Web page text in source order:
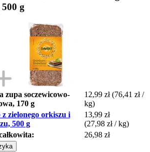
g
zupa soczewicowo-
170 g
12,99 zł (76,41 zł /
kg)
zielonego orkiszu i
500 g
13,99 zł
(27,98 zł / kg)
26,98 zł